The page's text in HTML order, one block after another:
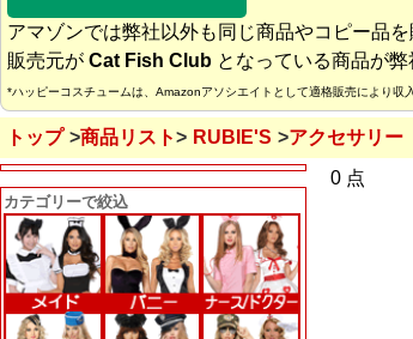
アマゾンでは弊社以外も同じ商品やコピー品
販売元が Cat Fish Club となっている商品が
*ハッピーコスチュームは、Amazonアソシエイトとして適格販売により収
トップ 商品リスト RUBIE'S アクセサリー
カテゴリーで絞込
0 点